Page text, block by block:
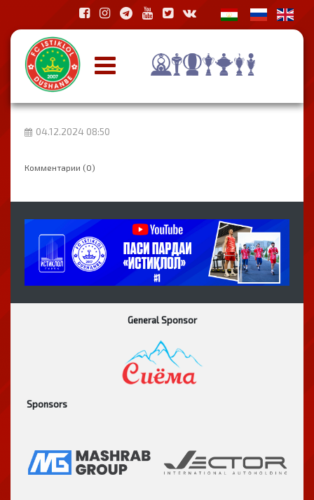
04.12.2024 08:50
Комментарии (0)
General Sponsor
Sponsors